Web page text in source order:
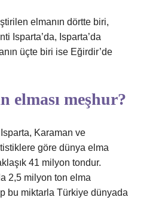
elmanın dörtte biri,
Isparta’da, Isparta’da
üçte biri ise Eğirdir’de
elması meşhur?
Karaman ve
göre dünya elma
41 milyon tondur.
2,5 milyon ton elma
bu miktarla Türkiye dünyada